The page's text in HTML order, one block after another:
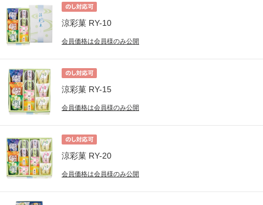
涼彩菓 RY-10
会員価格は会員様のみ公開
涼彩菓 RY-15
会員価格は会員様のみ公開
涼彩菓 RY-20
会員価格は会員様のみ公開